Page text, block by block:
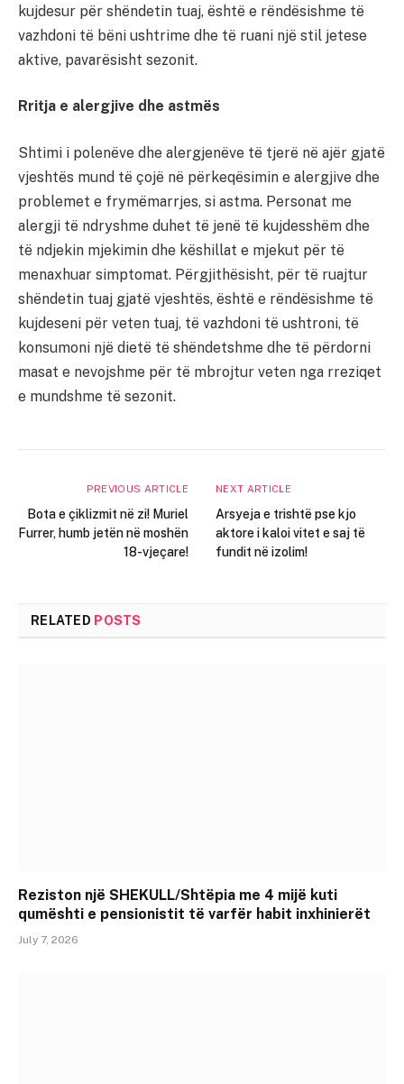
kujdesur për shëndetin tuaj, është e rëndësishme të
vazhdoni të bëni ushtrime dhe të ruani një stil jetese
aktive, pavarësisht sezonit.
Rritja e alergjive dhe astmës
Shtimi i polenëve dhe alergjenëve të tjerë në ajër gjatë
vjeshtës mund të çojë në përkeqësimin e alergjive dhe
problemet e frymëmarrjes, si astma. Personat me
alergji të ndryshme duhet të jenë të kujdesshëm dhe
të ndjekin mjekimin dhe këshillat e mjekut për të
menaxhuar simptomat. Përgjithësisht, për të ruajtur
shëndetin tuaj gjatë vjeshtës, është e rëndësishme të
kujdeseni për veten tuaj, të vazhdoni të ushtroni, të
konsumoni një dietë të shëndetshme dhe të përdorni
masat e nevojshme për të mbrojtur veten nga rreziqet
e mundshme të sezonit.
PREVIOUS ARTICLE
Bota e çiklizmit në zi! Muriel
Furrer, humb jetën në moshën
18-vjeçare!
NEXT ARTICLE
Arsyeja e trishtë pse kjo
aktore i kaloi vitet e saj të
fundit në izolim!
RELATED POSTS
Reziston një SHEKULL/Shtëpia me 4 mijë kuti
qumështi e pensionistit të varfër habit inxhinierët
July 7, 2026